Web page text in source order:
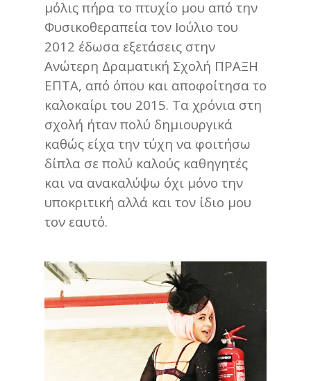
μόλις πήρα το πτυχίο μου από την
Φυσικοθεραπεία τον Ιούλιο του
2012 έδωσα εξετάσεις στην
Ανώτερη Δραματική Σχολή ΠΡΑΞΗ
ΕΠΤΑ, από όπου και αποφοίτησα το
καλοκαίρι του 2015. Τα χρόνια στη
σχολή ήταν πολύ δημιουργικά
καθώς είχα την τύχη να φοιτήσω
δίπλα σε πολύ καλούς καθηγητές
και να ανακαλύψω όχι μόνο την
υποκριτική αλλά και τον ίδιο μου
τον εαυτό.